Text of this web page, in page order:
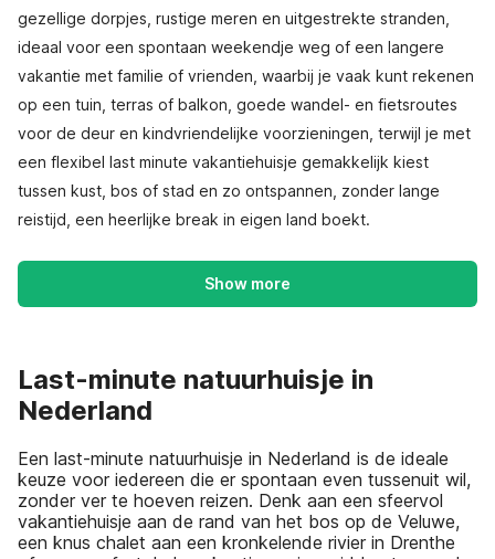
gezellige dorpjes, rustige meren en uitgestrekte stranden,
ideaal voor een spontaan weekendje weg of een langere
vakantie met familie of vrienden, waarbij je vaak kunt rekenen
op een tuin, terras of balkon, goede wandel- en fietsroutes
voor de deur en kindvriendelijke voorzieningen, terwijl je met
een flexibel last minute vakantiehuisje gemakkelijk kiest
tussen kust, bos of stad en zo ontspannen, zonder lange
reistijd, een heerlijke break in eigen land boekt.
Show more
Last-minute natuurhuisje in
Nederland
Een last-minute natuurhuisje in Nederland is de ideale
keuze voor iedereen die er spontaan even tussenuit wil,
zonder ver te hoeven reizen. Denk aan een sfeervol
vakantiehuisje aan de rand van het bos op de Veluwe,
een knus chalet aan een kronkelende rivier in Drenthe